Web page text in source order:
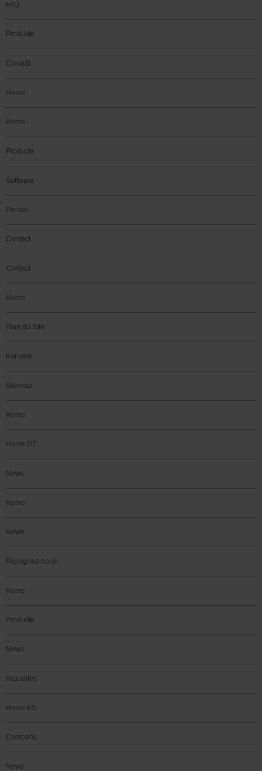
FAQ
Produkte
Contatti
Home
Home
Products
Software
Presse
Contact
Contact
Home
Plan du Site
Konzern
Sitemap
Home
Home DE
News
Home
News
Rejoignez-nous
Home
Produkte
News
Actualités
Home ES
Company
News